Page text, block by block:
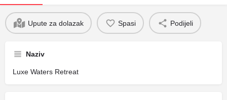
Upute za dolazak Spasi Podijeli
Naziv
Luxe Waters Retreat